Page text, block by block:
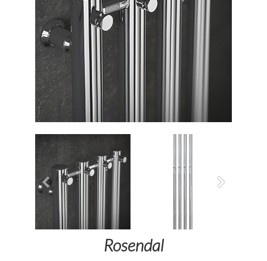
Rosendal